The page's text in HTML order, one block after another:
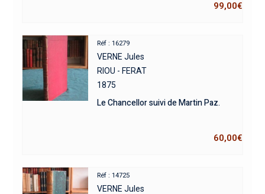
99,00€
Réf : 16279
VERNE Jules
RIOU - FERAT
1875
Le Chancellor suivi de Martin Paz.
60,00€
Réf : 14725
VERNE Jules